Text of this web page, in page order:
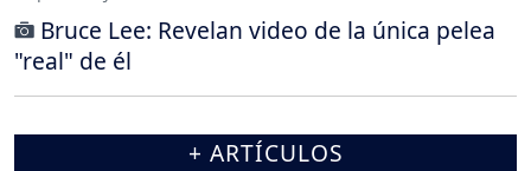
Bruce Lee: Revelan video de la única pelea
"real" de él
+ ARTÍCULOS